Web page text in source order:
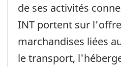
de ses activités
INT portent sur
marchandises liées
le transport,